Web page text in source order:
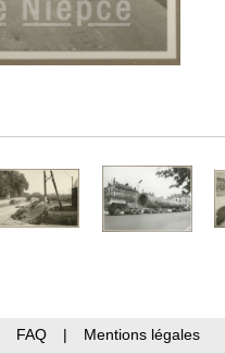
FAQ | Mentions légales